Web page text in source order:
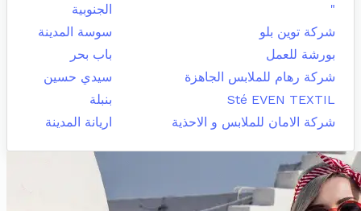
"
الجنوبية
شركة توين بلو
سوسة المدينة
بورشة للعمل
باب بحر
شركة رهام للملابس الجاهزة
سيدي حسين
Sté EVEN TEXTIL
بنبلة
شركة الامان للملابس و الاحذية
اريانة المدينة